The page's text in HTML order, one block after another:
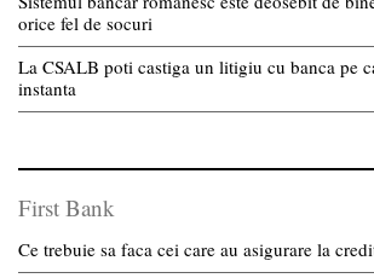
orice fel de socuri
La CSALB poti castiga un litigiu cu banca pe
instanta
First Bank
Ce trebuie sa faca cei care au asigurare la